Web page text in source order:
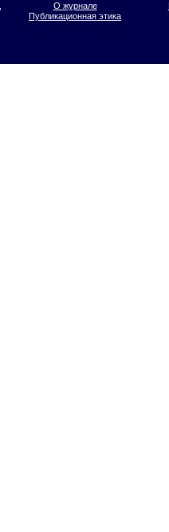
О журнале
Публикационная этика